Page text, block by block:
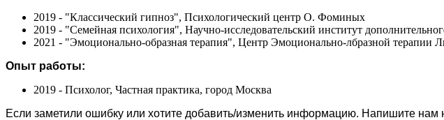
2019 - "Классический гипноз", Психологический центр О. Фоминых
2019 - "Семейная психология", Научно-исследовательский институт
2021 - "Эмоционально-образная терапия", Центр Эмоционально-лбразной терапии
Опыт работы:
2019 - Психолог, Частная практика, город Москва
Если заметили ошибку или хотите добавить/изменить информацию. Напишите нам